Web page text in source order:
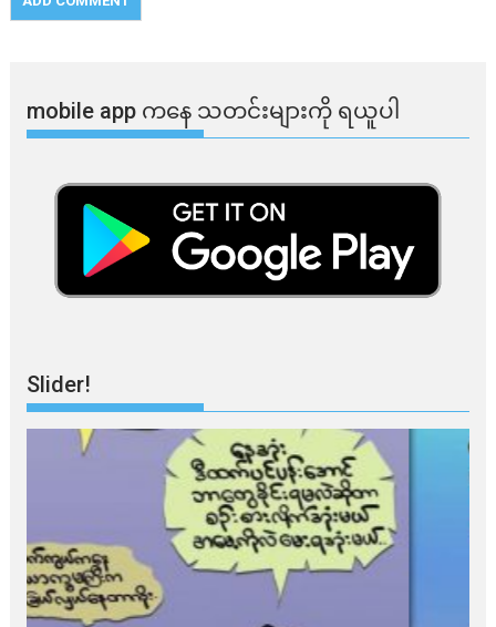
mobile app ​​ကနေ ​​သတင်းများကို ရယူပါ
Slider!